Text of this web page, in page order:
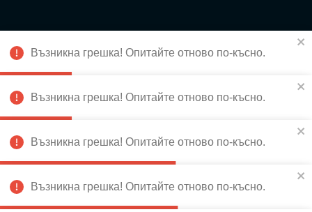
Блог
Събития
За нас
Истории
Абонирай се за новини
Възникна грешка! Опитайте отново по-късно.
Възникна грешка! Опитайте отново по-късно.
Възникна грешка! Опитайте отново по-късно.
Възникна грешка! Опитайте отново по-късно.